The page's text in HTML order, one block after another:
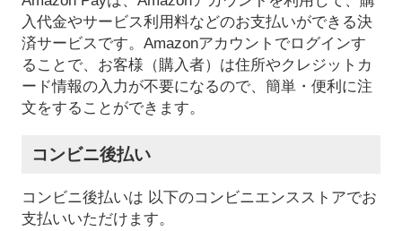
入代金やサービス利用料などのお支払いができる決
済サービスです。Amazonアカウントでログインす
ることで、お客様（購入者）は住所やクレジットカ
ード情報の入力が不要になるので、簡単・便利に注
文をすることができます。
コンビニ後払い
コンビニ後払いは 以下のコンビニエンスストアでお
支払いいただけます。